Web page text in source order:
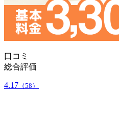
口コミ
総合評価
4.17 （58）